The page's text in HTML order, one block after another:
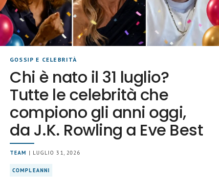
GOSSIP E CELEBRITÀ
Chi è nato il 31 luglio?
Tutte le celebrità che
compiono gli anni oggi,
da J.K. Rowling a Eve Best
TEAM | LUGLIO 31, 2026
COMPLEANNI